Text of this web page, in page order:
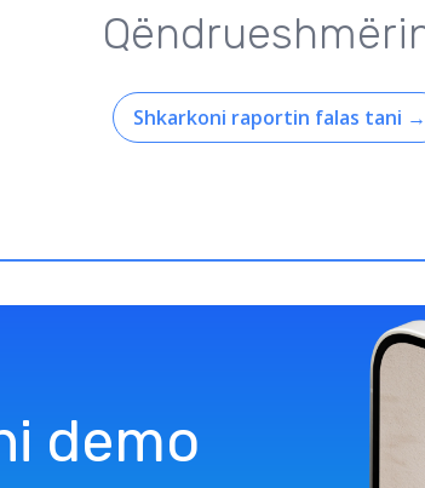
Shkarkoni raportin falas tani →
demo